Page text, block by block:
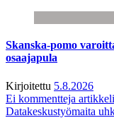
Skanska-pomo
osaajapula
Kirjoitettu 5.8.2026
Ei kommentteja
Datakeskustyömaita